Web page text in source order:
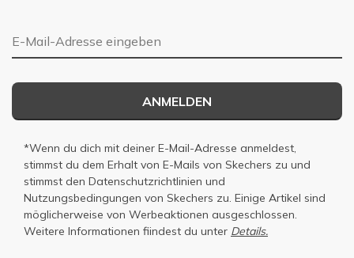
E-Mail-Adresse
ANMELDEN
*Wenn du dich mit deiner E-Mail-Adresse anmeldest,
stimmst du dem Erhalt von E-Mails von Skechers zu und
stimmst den Datenschutzrichtlinien und
Nutzungsbedingungen von Skechers zu. Einige Artikel sind
möglicherweise von Werbeaktionen ausgeschlossen.
Weitere Informationen fiindest du unter Details.